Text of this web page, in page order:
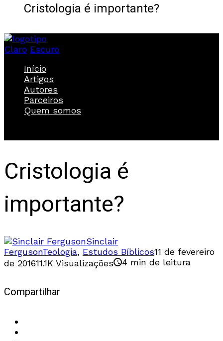
Cristologia é importante?
Claro Escuro
Início
Artigos
Autores
Parceiros
Quem somos
Cristologia é
importante?
Sinclair
FergusonTeologia, Estudos Bíblicos11 de fevereiro
de 201611.1K Visualizações 4 min de leitura
Compartilhar